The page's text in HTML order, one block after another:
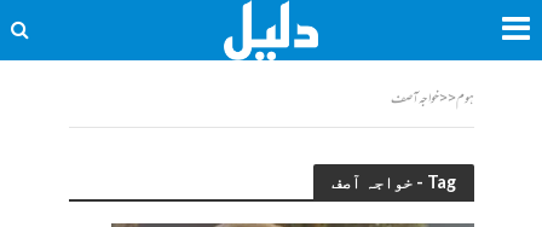
ہوم<<خواجہ آصف
Tag - خواجہ آصف